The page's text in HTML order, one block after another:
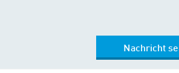
Nachricht